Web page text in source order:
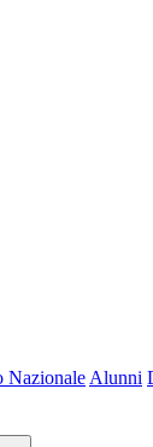
Nazionale Alunni